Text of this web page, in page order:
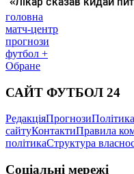
головна
матч-центр
прогнози
футбол +
Обране
САЙТ ФУТБОЛ 24
РедакціяПрогнози
сайтуКонтактиПравила
політикаСтруктура
Соціальні мережі